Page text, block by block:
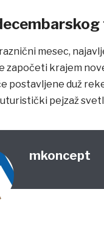
mesec,
započeti krajem
postavljene duž
pejzaž
mkoncept